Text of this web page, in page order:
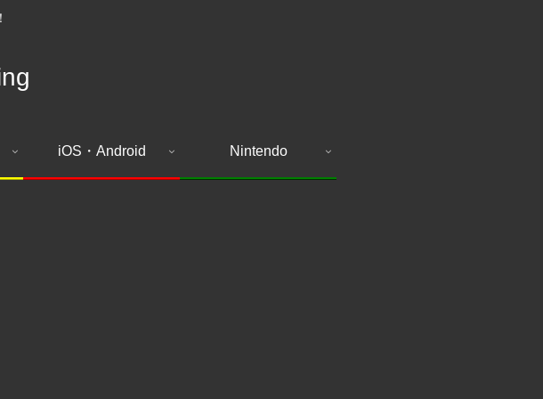
iOS・Android Nintendo